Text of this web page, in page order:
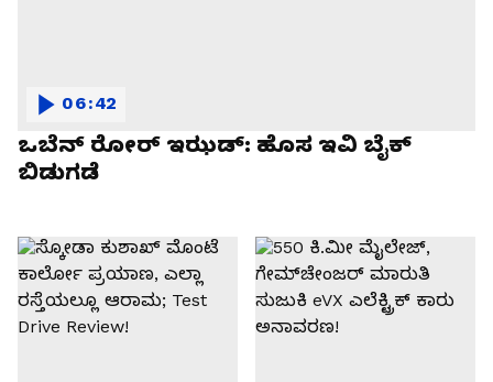
ಒಬೆನ್ ರೋರ್ ಇಝಡ್: ಹೊಸ ಇವಿ ಬೈಕ್
ಬಿಡುಗಡೆ
06:42